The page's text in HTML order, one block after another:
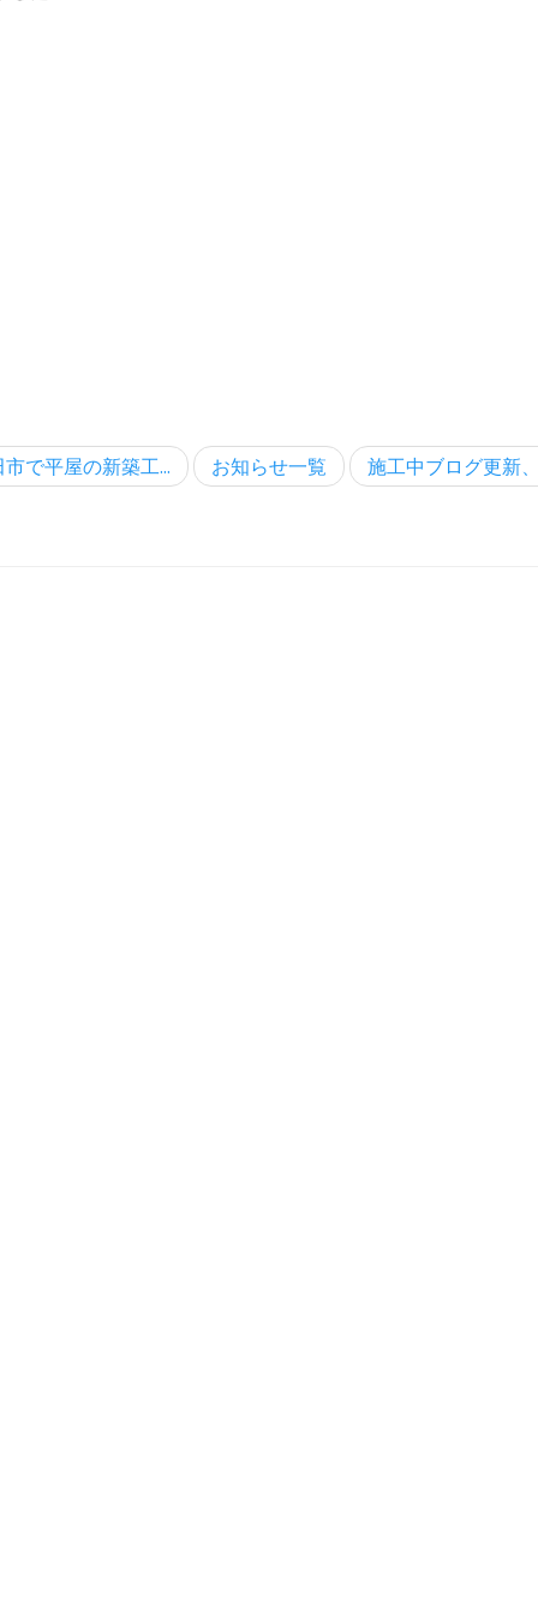
で平屋の新築工... お知らせ一覧 施工中ブログ更新